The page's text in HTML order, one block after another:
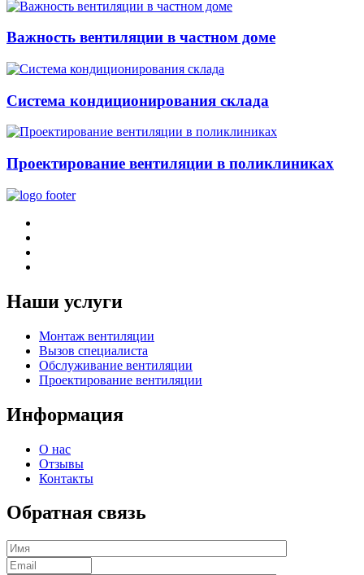
Важность вентиляции в частном доме
Система кондиционирования склада
Проектирование вентиляции в поликлиниках
Наши услуги
Монтаж вентиляции
Вызов специалиста
Обслуживание вентиляции
Проектирование вентиляции
Информация
О нас
Отзывы
Контакты
Обратная связь